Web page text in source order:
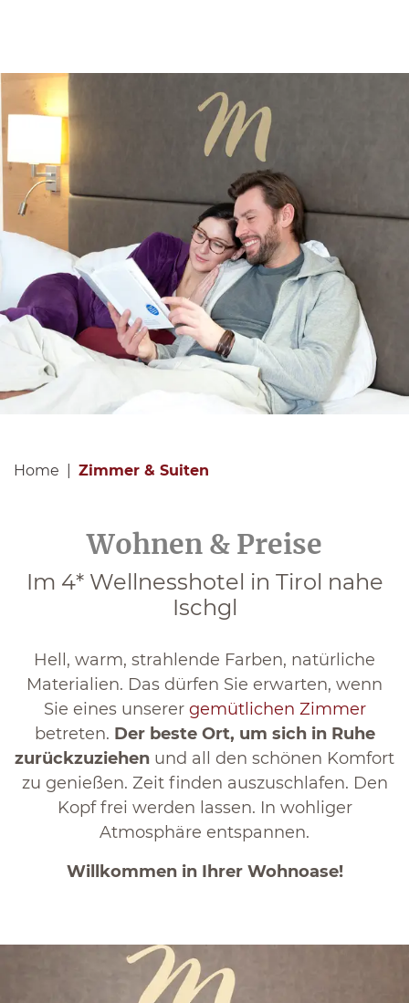
Home Zimmer & Suiten
Wohnen & Preise
Im 4* Wellnesshotel in Tirol nahe
Ischgl
Hell, warm, strahlende Farben, natürliche
Materialien. Das dürfen Sie erwarten, wenn
Sie eines unserer gemütlichen Zimmer
betreten. Der beste Ort, um sich in Ruhe
zurückzuziehen und all den schönen Komfort
zu genießen. Zeit finden auszuschlafen. Den
Kopf frei werden lassen. In wohliger
Atmosphäre entspannen.
Willkommen in Ihrer Wohnoase!